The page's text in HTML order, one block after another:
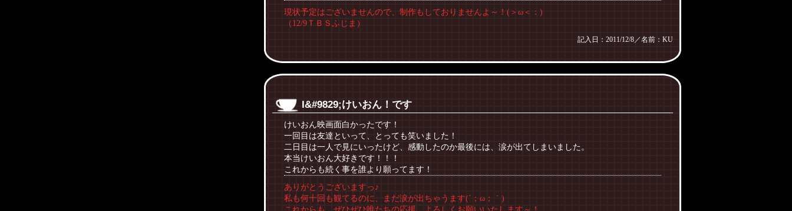
現状予定はございませんので、制作もしておりませんよ～！(＞ω＜：)
（12/9ＴＢＳふじま）
記入日：2011/12/8／名前：KU
I&#9829;けいおん！です
けいおん映画面白かったです！
一回目は友達といって、とっても笑いました！
二日目は一人で見にいったけど、感動したのか最後には、涙が出てしまいました。
本当けいおん大好きです！！！
これからも続く事を誰より願ってます！
ありがとうございますっ♪
私も何十回も観てるのに、まだ涙が出ちゃうます(´；ω；｀)